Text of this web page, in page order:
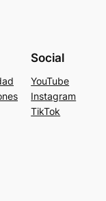
Social
YouTube
Instagram
TikTok